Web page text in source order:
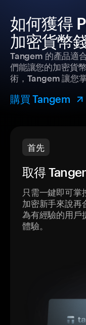
如何獲得
加密貨幣
Tangem 的產品適
們能讓您的加密貨
術，Tangem 讓您
購買 Tangem
首先
取得
只需一鍵即可掌
加密新手來說再
為有經驗的用戶
體驗。